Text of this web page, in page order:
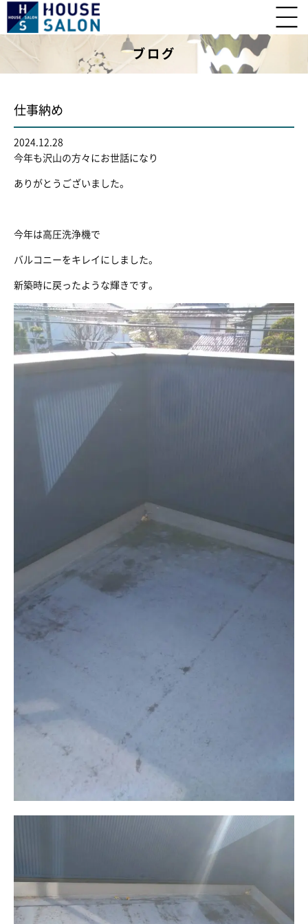
ブログ
仕事納め
2024.12.28
今年も沢山の方々にお世話になり
ありがとうございました。
今年は高圧洗浄機で
バルコニーをキレイにしました。
新築時に戻ったような輝きです。